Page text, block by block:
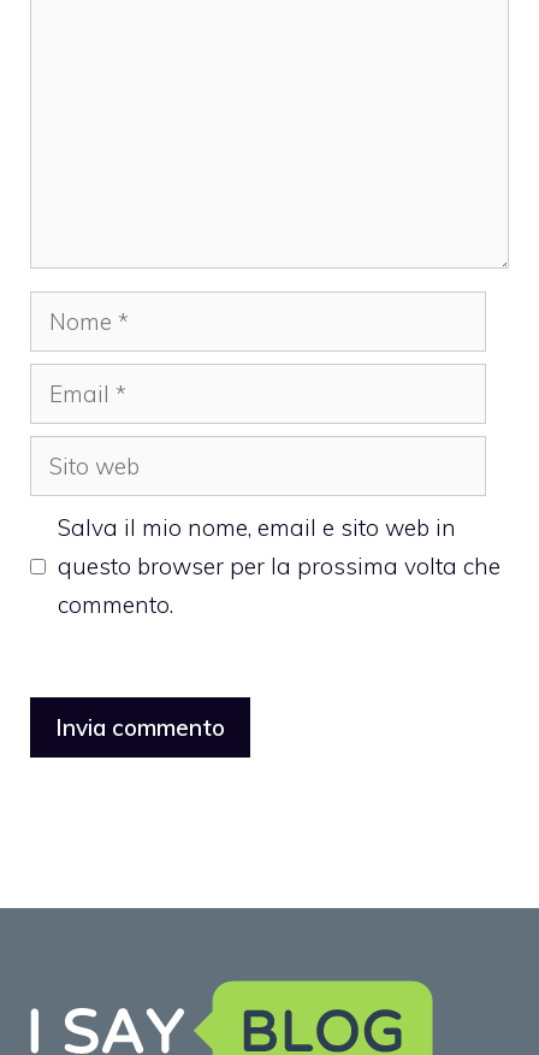
Nome
Email
Sito
web
Salva il mio nome, email e sito web in
questo browser per la prossima volta che
commento.